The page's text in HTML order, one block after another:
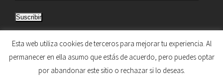
r
e
c
c
Suscribir
Únete a otros 5.033 suscriptores
Esta web utiliza cookies de terceros para mejorar tu experiencia. Al
permanecer en ella asumo que estás de acuerdo, pero puedes optar
por abandonar este sitio o rechazar si lo deseas.